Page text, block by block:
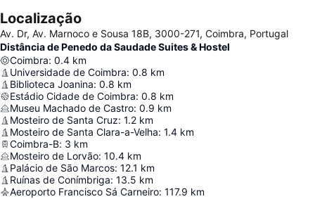
Localização
Av. Dr, Av. Marnoco e Sousa 18B, 3000-271, Coimbra, Portugal
Distância de Penedo da Saudade Suites & Hostel
Coimbra: 0.4 km
Universidade de Coimbra: 0.8 km
Biblioteca Joanina: 0.8 km
Estádio Cidade de Coimbra: 0.8 km
Museu Machado de Castro: 0.9 km
Mosteiro de Santa Cruz: 1.2 km
Mosteiro de Santa Clara-a-Velha: 1.4 km
Coimbra-B: 3 km
Mosteiro de Lorvão: 10.4 km
Palácio de São Marcos: 12.1 km
Ruínas de Conímbriga: 13.5 km
Aeroporto Francisco Sá Carneiro: 117.9 km